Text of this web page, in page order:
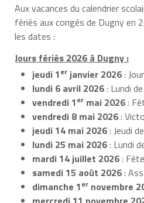
Aux vacances du calendrier
fériés aux congés de Dugny en
les dates :
Jours fériés 2026 à Dugny :
jeudi 1er janvier 2026:
lundi 6 avril 2026: Lundi
vendredi 1er mai 2026:
vendredi 8 mai 2026:
jeudi 14 mai 2026: Jeudi
lundi 25 mai 2026: Lundi
mardi 14 juillet 2026:
samedi 15 août 2026:
dimanche 1er novembre